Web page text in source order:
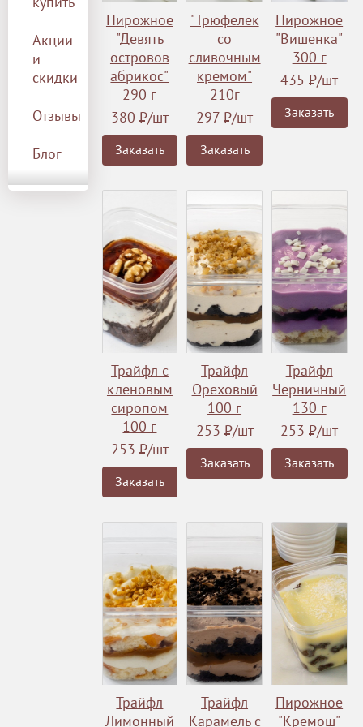
Акции
и
скидки
Отзывы
Блог
Пирожное
"Девять
островов
абрикос"
290 г
380 Р/шт
Заказать
"Трюфелек
со
сливочным
кремом"
210г
297Р/шт
Заказать
Пирожное
"Вишенка"
300 г
435Р/шт
Заказать
Трайфл с
кленовым
сиропом
100 г
253 Р/шт
Заказать
Трайфл
Ореховый
100 г
253 Р/шт
Заказать
Трайфл
Черничный
130 г
253Р/шт
Заказать
Трайфл
Лимонный
Трайфл
Карамель с
Пирожное
"Кремош"